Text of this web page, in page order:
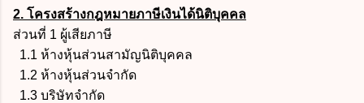
2. โครงสร้างกฎหมายภาษีเงินได้นิติบุคคล
ส่วนที่ 1 ผู้เสียภาษี
1.1 ห้างหุ้นส่วนสามัญนิติบุคคล
1.2 ห้างหุ้นส่วนจำกัด
1.3 บริษัทจำกัด